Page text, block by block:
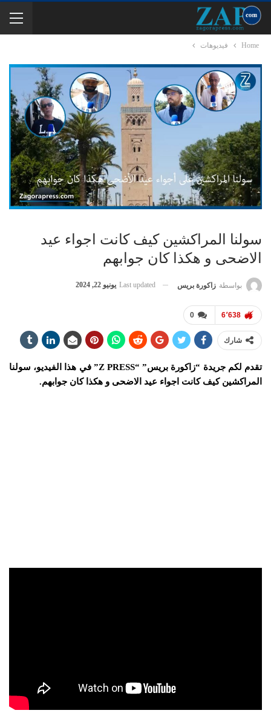
Home فيديوهات
سولنا المراكشين كيف كانت اجواء عيد
الاضحى و هكذا كان جوابهم
بواسطة زاكورة بريس Last updated يونيو 22, 2024
0 6٬638
شارك
تقدم لكم جريدة “زاكورة بريس” “Z PRESS” في هذا الفيديو، سولنا
المراكشين كيف كانت اجواء عيد الاضحى و هكذا كان جوابهم.